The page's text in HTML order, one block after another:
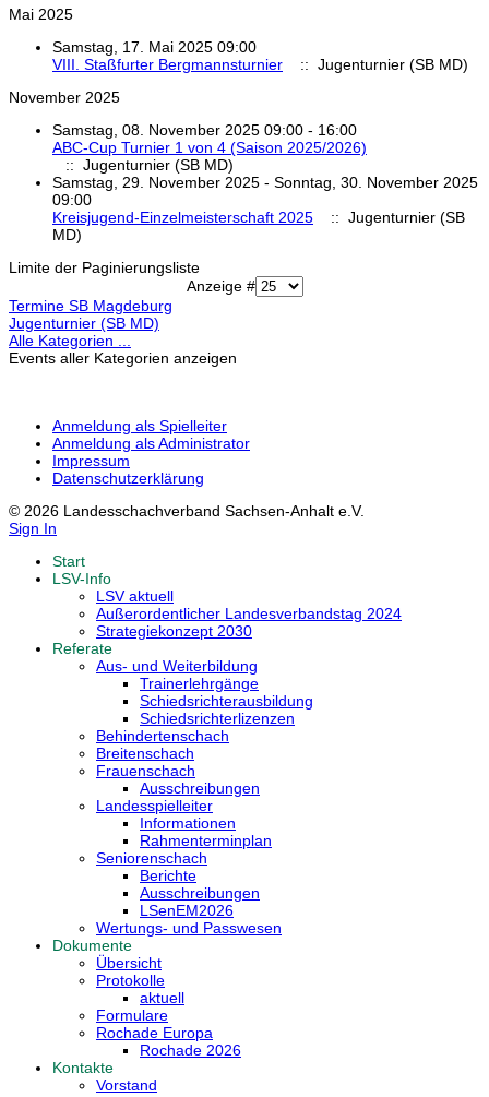
Mai 2025
Samstag, 17. Mai 2025 09:00
VIII. Staßfurter Bergmannsturnier
:: Jugenturnier (SB MD)
November 2025
Samstag, 08. November 2025 09:00 - 16:00
ABC-Cup Turnier 1 von 4 (Saison 2025/2026)
:: Jugenturnier (SB MD)
Samstag, 29. November 2025 - Sonntag, 30. November 2025
09:00
Kreisjugend-Einzelmeisterschaft 2025
:: Jugenturnier (SB
MD)
Limite der Paginierungsliste
Anzeige #
Termine SB Magdeburg
Jugenturnier (SB MD)
Alle Kategorien ...
Events aller Kategorien anzeigen
Anmeldung als Spielleiter
Anmeldung als Administrator
Impressum
Datenschutzerklärung
© 2026 Landesschachverband Sachsen-Anhalt e.V.
Sign In
Start
LSV-Info
LSV aktuell
Außerordentlicher Landesverbandstag 2024
Strategiekonzept 2030
Referate
Aus- und Weiterbildung
Trainerlehrgänge
Schiedsrichterausbildung
Schiedsrichterlizenzen
Behindertenschach
Breitenschach
Frauenschach
Ausschreibungen
Landesspielleiter
Informationen
Rahmenterminplan
Seniorenschach
Berichte
Ausschreibungen
LSenEM2026
Wertungs- und Passwesen
Dokumente
Übersicht
Protokolle
aktuell
Formulare
Rochade Europa
Rochade 2026
Kontakte
Vorstand